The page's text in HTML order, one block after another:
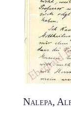
Nalepa,